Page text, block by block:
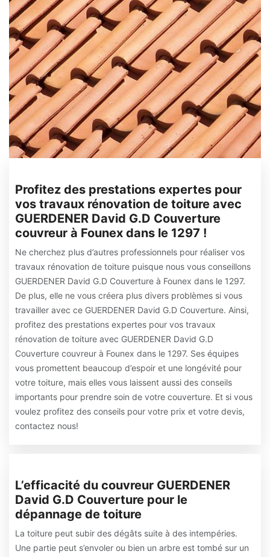
Profitez des prestations expertes pour
vos travaux rénovation de toiture avec
GUERDENER David G.D Couverture
couvreur à Founex dans le 1297 !
Ne cherchez plus d’autres professionnels pour réaliser vos
travaux rénovation de toiture puisque nous vous conseillons
GUERDENER David G.D Couverture à Founex dans le 1297.
De plus, elle ne vous créera plus divers problèmes si vous
travailler avec ce GUERDENER David G.D Couverture. Ainsi,
profitez des prestations expertes pour vos travaux
rénovation de toiture avec GUERDENER David G.D
Couverture couvreur à Founex dans le 1297. Ses équipes
vous promettent beaucoup d’espoir et une longévité pour
votre toiture, mais elles vous laissent aussi des conseils
importants pour prendre soin de votre couverture. Et si vous
voulez profitez des conseils pour votre prix et votre devis,
contactez nous!
L’efficacité du couvreur GUERDENER
David G.D Couverture pour le
dépannage de toiture
La toiture peut subir des dégâts suite à des intempéries.
Une partie peut s’envoler ou bien un arbre est tombé sur un